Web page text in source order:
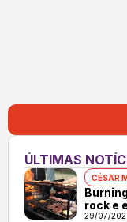
ÚLTIMAS
CÉSAR
rock e
29/07/